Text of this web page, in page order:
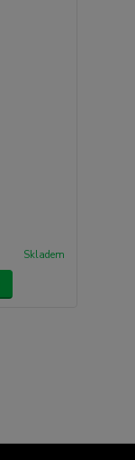
Skladem